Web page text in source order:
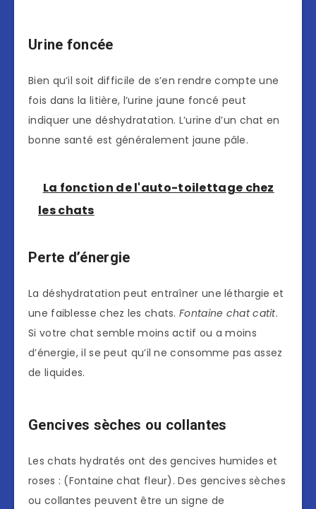
Urine foncée
Bien qu’il soit difficile de s’en rendre compte une
fois dans la litière, l’urine jaune foncé peut
indiquer une déshydratation. L’urine d’un chat en
bonne santé est généralement jaune pâle.
La fonction de l'auto-toilettage chez
les chats
Perte d’énergie
La déshydratation peut entraîner une léthargie et
une faiblesse chez les chats.Fontaine chat catit.
Si votre chat semble moins actif ou a moins
d’énergie, il se peut qu’il ne consomme pas assez
de liquides.
Gencives sèches ou collantes
Les chats hydratés ont des gencives humides et
roses : (Fontaine chat fleur). Des gencives sèches
ou collantes peuvent être un signe de